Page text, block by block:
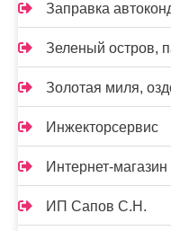
Заправка
Зеленый остров,
Золотая миля,
Инжекторсервис
Интернет-
ИП Сапов С.Н.